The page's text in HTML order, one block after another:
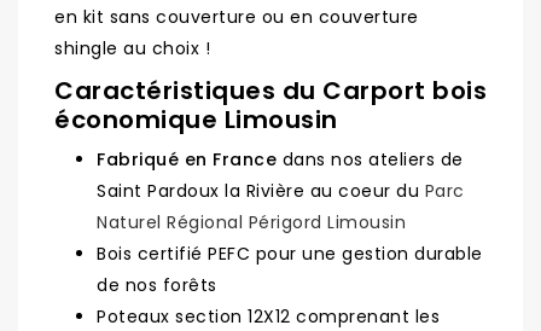
en kit sans couverture ou en couverture
shingle au choix !
Caractéristiques du Carport bois
économique Limousin
Fabriqué en France dans nos ateliers de
Saint Pardoux la Rivière au coeur du Parc
Naturel Régional Périgord Limousin
Bois certifié PEFC pour une gestion durable
de nos forêts
Poteaux section 12X12 comprenant les